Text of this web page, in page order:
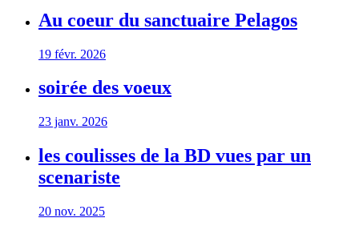
Au coeur du sanctuaire Pelagos
19 févr. 2026
soirée des voeux
23 janv. 2026
les coulisses de la BD vues par un
scenariste
20 nov. 2025